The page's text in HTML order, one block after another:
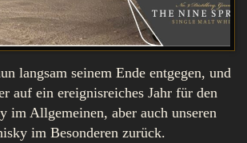
langsam seinem Ende entgegen, und
auf ein ereignisreiches Jahr für den
im Allgemeinen, aber auch unseren
im Besonderen zurück.